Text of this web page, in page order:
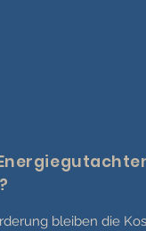
bleiben die